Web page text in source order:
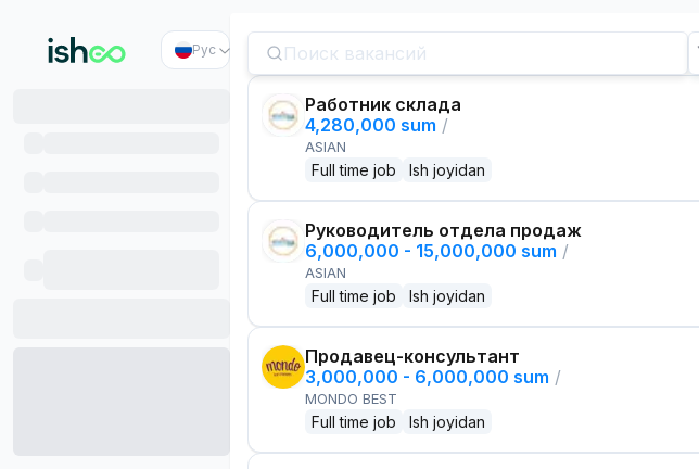
Рус
Работник склада
4,280,000 sum /
ASIAN
Full time job Ish joyidan
Руководитель отдела продаж
6,000,000 - 15,000,000 sum /
ASIAN
Full time job Ish joyidan
Продавец-консультант
3,000,000 - 6,000,000 sum /
MONDO BEST
Full time job Ish joyidan